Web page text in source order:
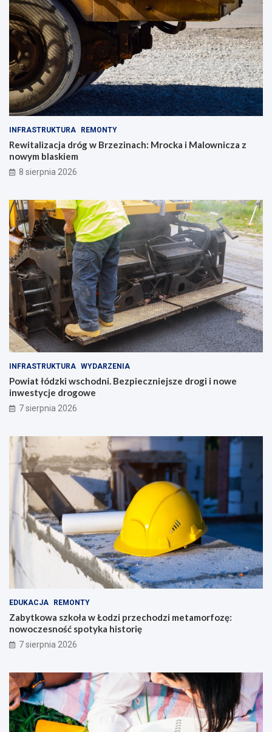
INFRASTRUKTURA REMONTY
Rewitalizacja dróg w Brzezinach: Mrocka i Malownicza z
nowym blaskiem
8 sierpnia 2026
INFRASTRUKTURA WYDARZENIA
Powiat łódzki wschodni. Bezpieczniejsze drogi i nowe
inwestycje drogowe
7 sierpnia 2026
EDUKACJA REMONTY
Zabytkowa szkoła w Łodzi przechodzi metamorfozę:
nowoczesność spotyka historię
7 sierpnia 2026